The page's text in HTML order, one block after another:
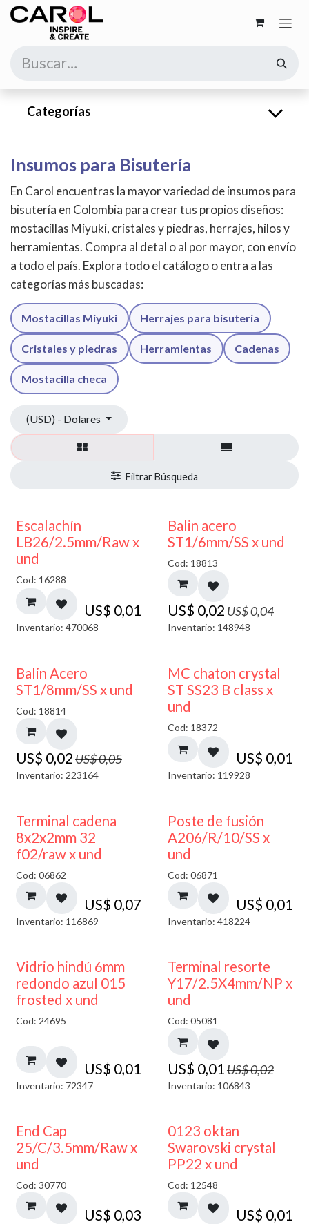
Ir al contenido
Categorías
Insumos para Bisutería
En Carol encuentras la mayor variedad de insumos para
bisutería en Colombia para crear tus propios diseños:
mostacillas Miyuki, cristales y piedras, herrajes, hilos y
herramientas. Compra al detal o al por mayor, con envío
a todo el país. Explora todo el catálogo o entra a las
categorías más buscadas:
Mostacillas Miyuki Herrajes para bisutería
Cristales y piedras Herramientas Cadenas
Mostacilla checa
(USD) - Dolares
Escalachín
LB26/2.5mm/Raw x
und
Cod: 16288
US$ 0,01
Inventario: 470068
50% DESCUENTO
Balin acero
ST1/6mm/SS x und
Cod: 18813
US$ 0,02US$0,04
Inventario: 148948
50% DESCUENTO
Balin Acero
ST1/8mm/SS x und
Cod: 18814
US$ 0,02US$0,05
Inventario: 223164
MC chaton crystal
ST SS23 B class x
und
Cod: 18372
US$ 0,01
Inventario: 119928
Terminal cadena
8x2x2mm 32
f02/raw x und
Cod: 06862
US$ 0,07
Inventario: 116869
Poste de fusión
A206/R/10/SS x
und
Cod: 06871
US$ 0,01
Inventario: 418224
40% DESCUENTO
Vidrio hindú 6mm
redondo azul 015
frosted x und
Cod: 24695
US$ 0,01
Inventario: 72347
50% DESCUENTO
Terminal resorte
Y17/2.5X4mm/NP x
und
Cod: 05081
US$ 0,01 US$0,02
Inventario: 106843
End Cap
25/C/3.5mm/Raw x
und
Cod: 30770
US$ 0,03
0123 oktan
Swarovski crystal
PP22 x und
Cod: 12548
US$ 0,01